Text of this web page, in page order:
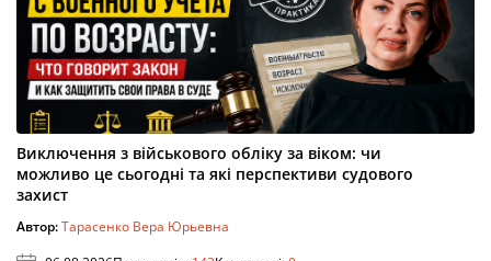
Виключення з військового обліку за віком: чи
можливо це сьогодні та які перспективи судового
захист
Автор:Тарасенко Вера Юрьевна